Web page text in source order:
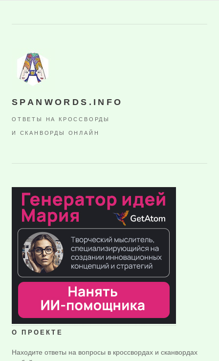
SPANWORDS.INFO
ОТВЕТЫ НА КРОССВОРДЫ
И СКАНВОРДЫ ОНЛАЙН
О ПРОЕКТЕ
Находите ответы на вопросы в кроссвордах и сканвордах